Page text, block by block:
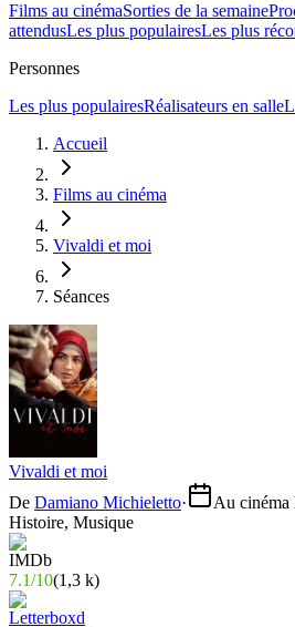
Films au cinémaSorties de la semaine
attendusLes plus populairesLes plus
Personnes
Les plus populairesRéalisateurs en salle
Accueil
Films au cinéma
Vivaldi et moi
Séances
Vivaldi et moi
De Damiano Michieletto· Au cinéma
Histoire, Musique
7.1/10(1,3 k)